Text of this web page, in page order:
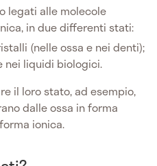
legati alle molecole
in due differenti stati:
(nelle ossa e nei denti);
nei liquidi biologici.
il loro stato, ad esempio,
dalle ossa in forma
ionica.